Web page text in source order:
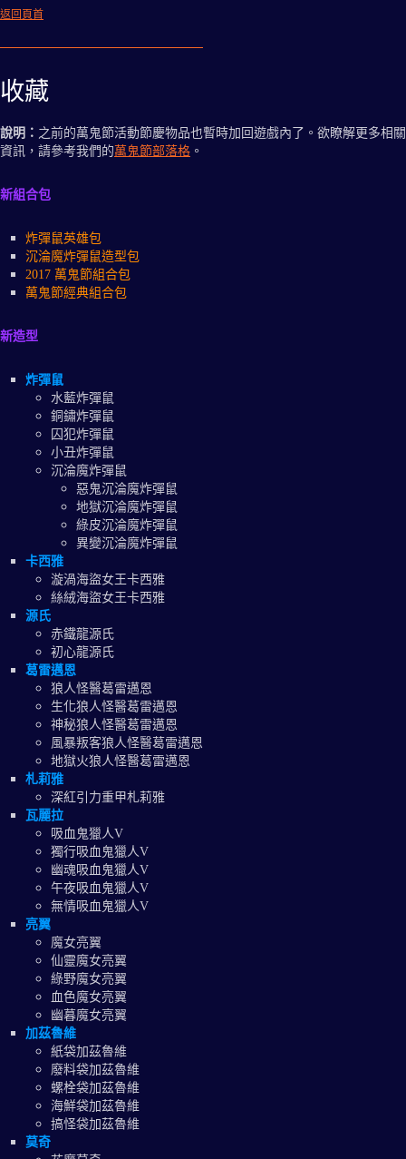
返回頁首
收藏
說明： 之前的萬鬼節活動節慶物品也暫時加回遊戲內了。欲瞭解更多相關
資訊，請參考我們的萬鬼節部落格 。
新組合包
炸彈鼠英雄包
沉淪魔炸彈鼠造型包
2017 萬鬼節組合包
萬鬼節經典組合包
新造型
炸彈鼠
水藍炸彈鼠
銅鏽炸彈鼠
囚犯炸彈鼠
小丑炸彈鼠
沉淪魔炸彈鼠
惡鬼沉淪魔炸彈鼠
地獄沉淪魔炸彈鼠
綠皮沉淪魔炸彈鼠
異變沉淪魔炸彈鼠
卡西雅
漩渦海盜女王卡西雅
絲絨海盜女王卡西雅
源氏
赤鐵龍源氏
初心龍源氏
葛雷邁恩
狼人怪醫葛雷邁恩
生化狼人怪醫葛雷邁恩
神秘狼人怪醫葛雷邁恩
風暴叛客狼人怪醫葛雷邁恩
地獄火狼人怪醫葛雷邁恩
札莉雅
深紅引力重甲札莉雅
瓦麗拉
吸血鬼獵人V
獨行吸血鬼獵人V
幽魂吸血鬼獵人V
午夜吸血鬼獵人V
無情吸血鬼獵人V
亮翼
魔女亮翼
仙靈魔女亮翼
綠野魔女亮翼
血色魔女亮翼
幽暮魔女亮翼
加茲魯維
紙袋加茲魯維
廢料袋加茲魯維
螺栓袋加茲魯維
海鮮袋加茲魯維
搞怪袋加茲魯維
莫奇